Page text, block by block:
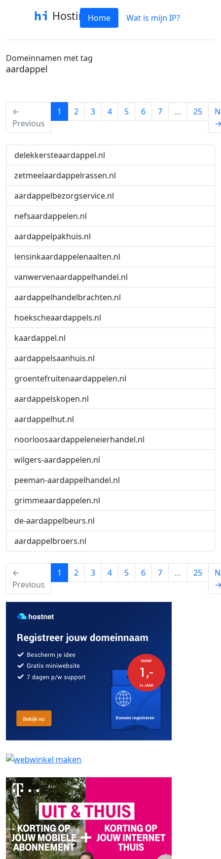
HostinfoHome Wat is mijn IP?
Domeinnamen met tag
aardappel
←
Previous
1 (current)
2 3 4 5 6 7 … 25
delekkersteaardappel.nl
zetmeelaardappelrassen.nl
aardappelbezorgservice.nl
nefsaardappelen.nl
aardappelpakhuis.nl
lensinkaardappelenaalten.nl
vanwervenaardappelhandel.nl
aardappelhandelbrachten.nl
hoekscheaardappels.nl
kaardappel.nl
aardappelsaanhuis.nl
groentefruitenaardappelen.nl
aardappelskopen.nl
aardappelhut.nl
noorloosaardappeleneierhandel.nl
wilgers-aardappelen.nl
peeman-aardappelhandel.nl
grimmeaardappelen.nl
de-aardappelbeurs.nl
aardappelbroers.nl
←
Previous
1 (current)
2 3 4 5 6 7 … 25